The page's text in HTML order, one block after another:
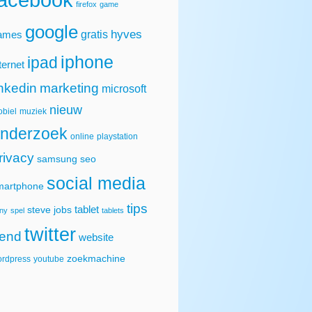
firefox game
google gratis hyves
ipad iphone
marketing microsoft
muziek nieuw
online playstation
samsung seo
social media
spel steve jobs tablet tablets tips
twitter website
youtube zoekmachine